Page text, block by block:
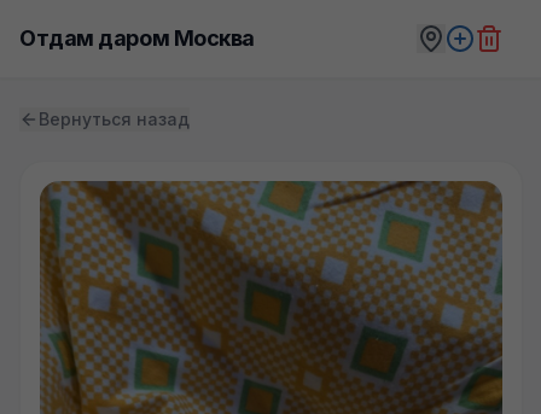
Отдам даром Москва
Вернуться назад